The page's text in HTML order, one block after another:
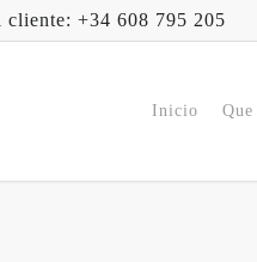
cliente: +34 608 795 205
Inicio Que